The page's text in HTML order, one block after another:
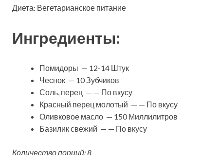
Диета: Вегетарианское питание
Ингредиенты:
Помидоры — 12-14 Штук
Чеснок — 10 Зубчиков
Соль, перец — — По вкусу
Красный перец молотый — — По вкусу
Оливковое масло — 150 Миллилитров
Базилик свежий — — По вкусу
Количество порций: 8